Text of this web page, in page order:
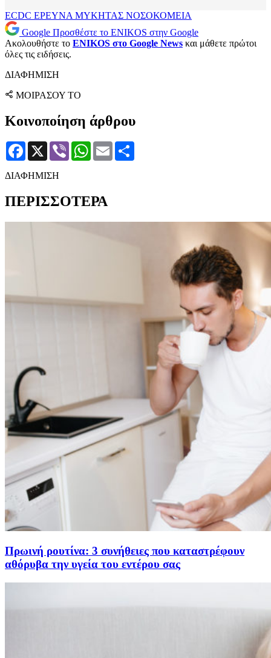
ECDC ΕΡΕΥΝΑ ΜΥΚΗΤΑΣ ΝΟΣΟΚΟΜΕΙΑ
Google Προσθέστε το ENIKOS στην Google
Ακολουθήστε το ENIKOS στο Google News και μάθετε πρώτοι
όλες τις ειδήσεις.
ΔΙΑΦΗΜΙΣΗ
ΜΟΙΡΑΣΟΥ ΤΟ
Κοινοποίηση άρθρου
Facebook
X Viber WhatsApp
Email
ΔΙΑΦΗΜΙΣΗ
ΠΕΡΙΣΣΟΤΕΡΑ
Πρωινή ρουτίνα: 3 συνήθειες που καταστρέφουν
αθόρυβα την υγεία του εντέρου σας